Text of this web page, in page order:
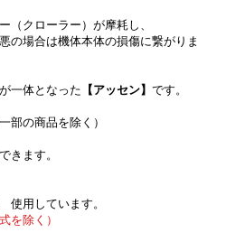
（クローラー）が摩耗し、
の場合は機体本体の損傷に繋がりま
一体となった 【アッセン】 です。
部の商品を除く）
きます。
用しています。
を除く）